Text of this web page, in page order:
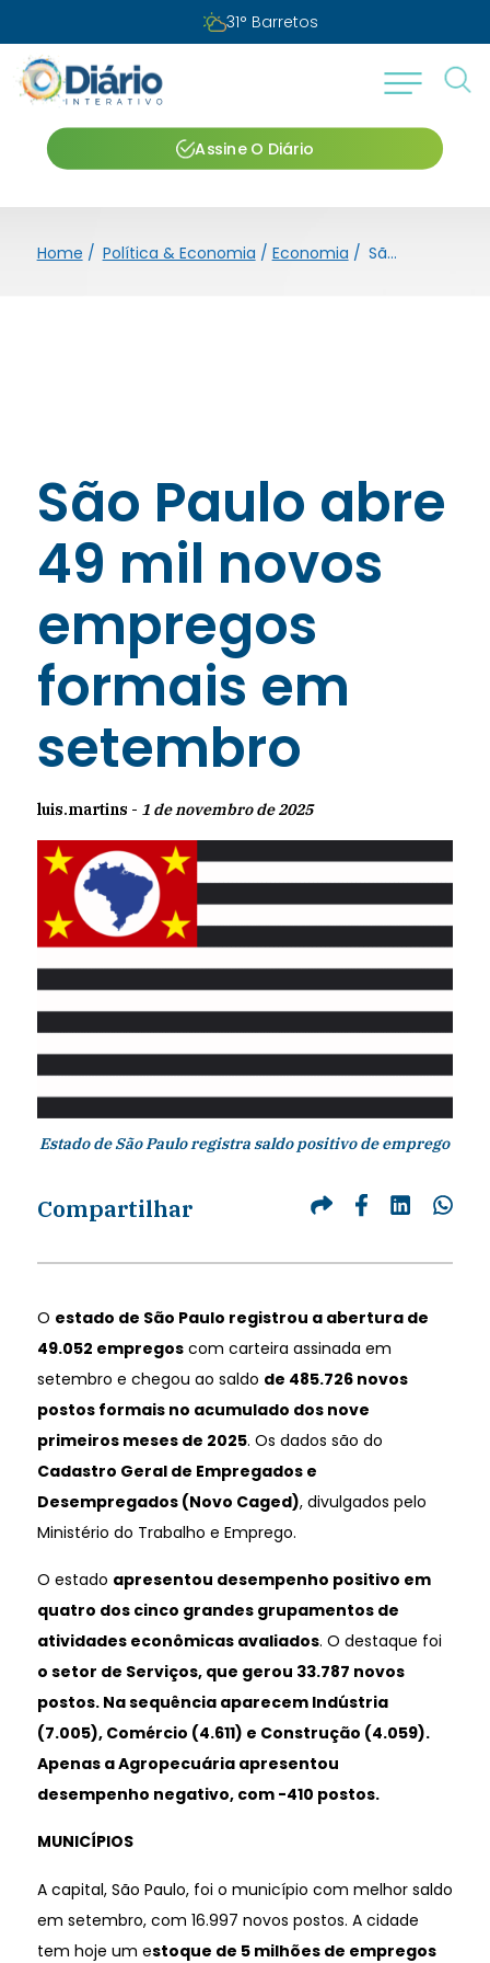
31° Barretos
Assine O Diário
Home / Política & Economia / Economia / São Paulo abre 49 mil novos empregos formais em setembro
São Paulo abre
49 mil novos
empregos
formais em
setembro
luis.martins - 1 de novembro de 2025
Estado de São Paulo registra saldo positivo de emprego
Compartilhar
O estado de São Paulo registrou a abertura de
49.052 empregoscom carteira assinada em
setembro e chegou ao saldo de 485.726 novos
postos formais no acumulado dos nove
primeiros meses de 2025. Os dados são do
Cadastro Geral de Empregados e
Desempregados (Novo Caged), divulgados pelo
Ministério do Trabalho e Emprego.
O estado apresentou desempenho positivo em
quatro dos cinco grandes grupamentos de
atividades econômicas avaliados. O destaque foi
o setor de Serviços, que gerou 33.787 novos
postos. Na sequência aparecem Indústria
(7.005), Comércio (4.611) e Construção (4.059).
Apenas a Agropecuária apresentou
desempenho negativo, com -410 postos.
MUNICÍPIOS
A capital, São Paulo, foi o município com melhor saldo
em setembro, com 16.997 novos postos. A cidade
tem hoje um estoque de 5 milhões de empregos